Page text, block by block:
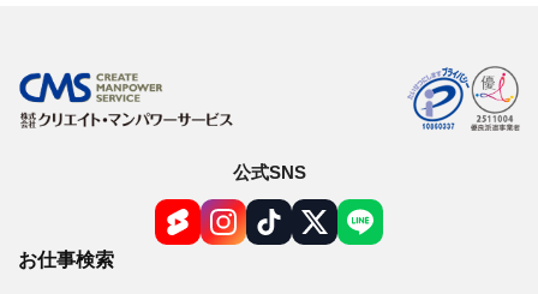
公式SNS
お仕事検索